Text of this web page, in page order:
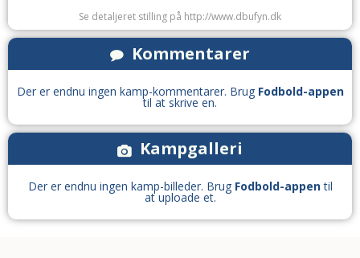
Se detaljeret stilling på http://www.dbufyn.dk
Kommentarer
Der er endnu ingen kamp-kommentarer. Brug Fodbold-appen
til at skrive en.
Kampgalleri
Der er endnu ingen kamp-billeder. Brug Fodbold-appentil
at uploade et.